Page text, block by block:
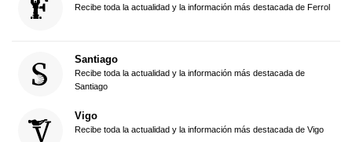
Recibe toda la actualidad y la información más destacada de Ferrol
Santiago
Recibe toda la actualidad y la información más destacada de
Santiago
Vigo
Recibe toda la actualidad y la información más destacada de Vigo